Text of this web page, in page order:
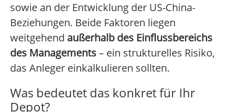
sowie an der Entwicklung der US-China-
Beziehungen. Beide Faktoren liegen
weitgehend außerhalb des Einflussbereichs
des Managements– ein strukturelles Risiko,
das Anleger einkalkulieren sollten.
Was bedeutet das konkret für Ihr
Depot?